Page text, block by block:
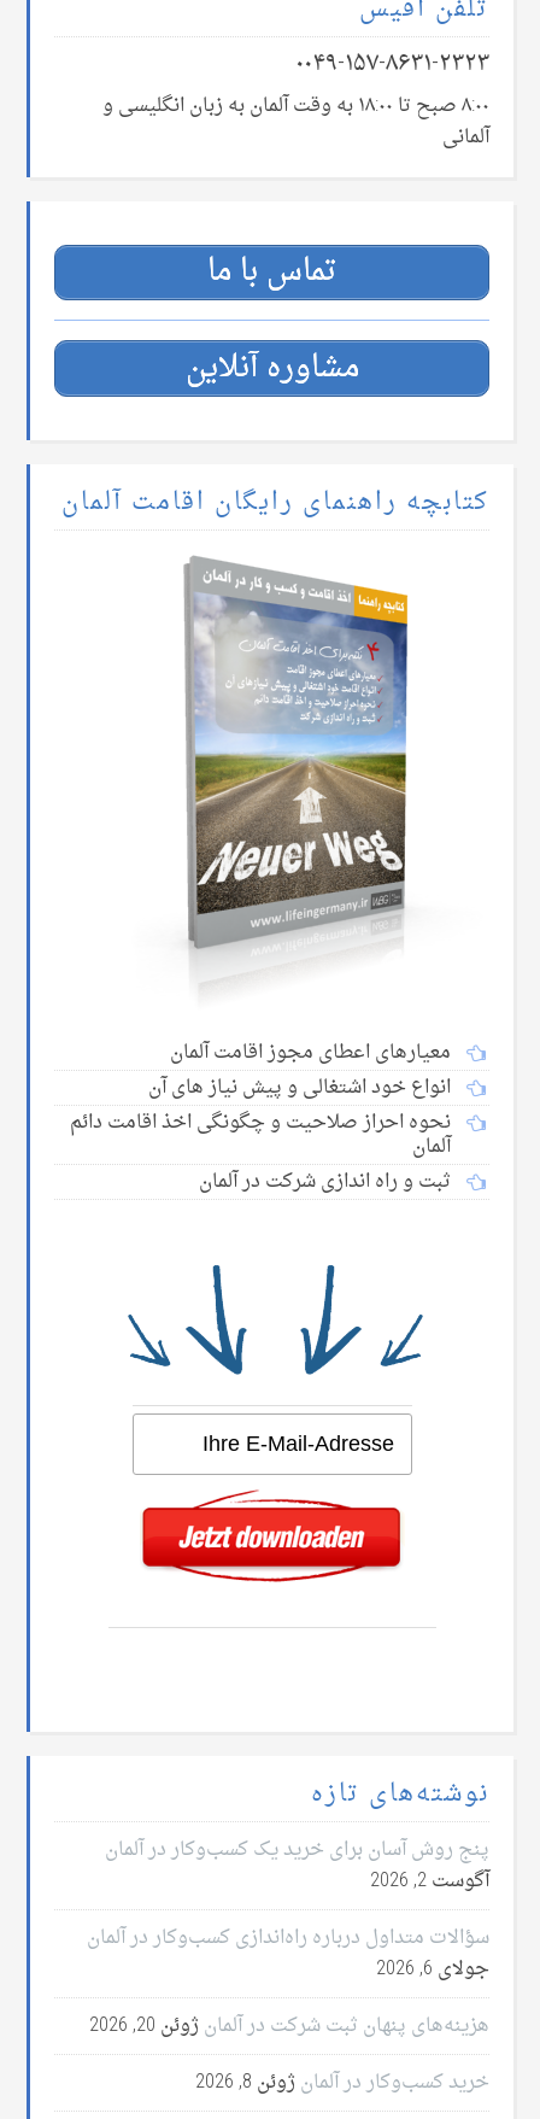
تلفن آفیس
۰۰۴۹-۱۵۷-۸۶۳۱-۲۳۲۳
۸:۰۰ صبح تا ۱۸:۰۰ به وقت آلمان به زبان انگلیسی و
آلمانی
تماس با ما
مشاوره آنلاین
کتابچه راهنمای رایگان اقامت آلمان
معیارهای اعطای مجوز اقامت آلمان
انواع خود اشتغالی و پیش نیاز های آن
نحوه احراز صلاحیت و چگونگی اخذ اقامت دائم
آلمان
ثبت و راه اندازی شرکت در آلمان
نوشته‌های تازه
پنج روش آسان برای خرید یک کسب‌وکار در آلمان
آگوست 2, 2026
سؤالات متداول درباره راه‌اندازی کسب‌وکار در آلمان
جولای 6, 2026
هزینه‌های پنهان ثبت شرکت در آلمان ژوئن 20, 2026
خرید کسب‌وکار در آلمان ژوئن 8, 2026